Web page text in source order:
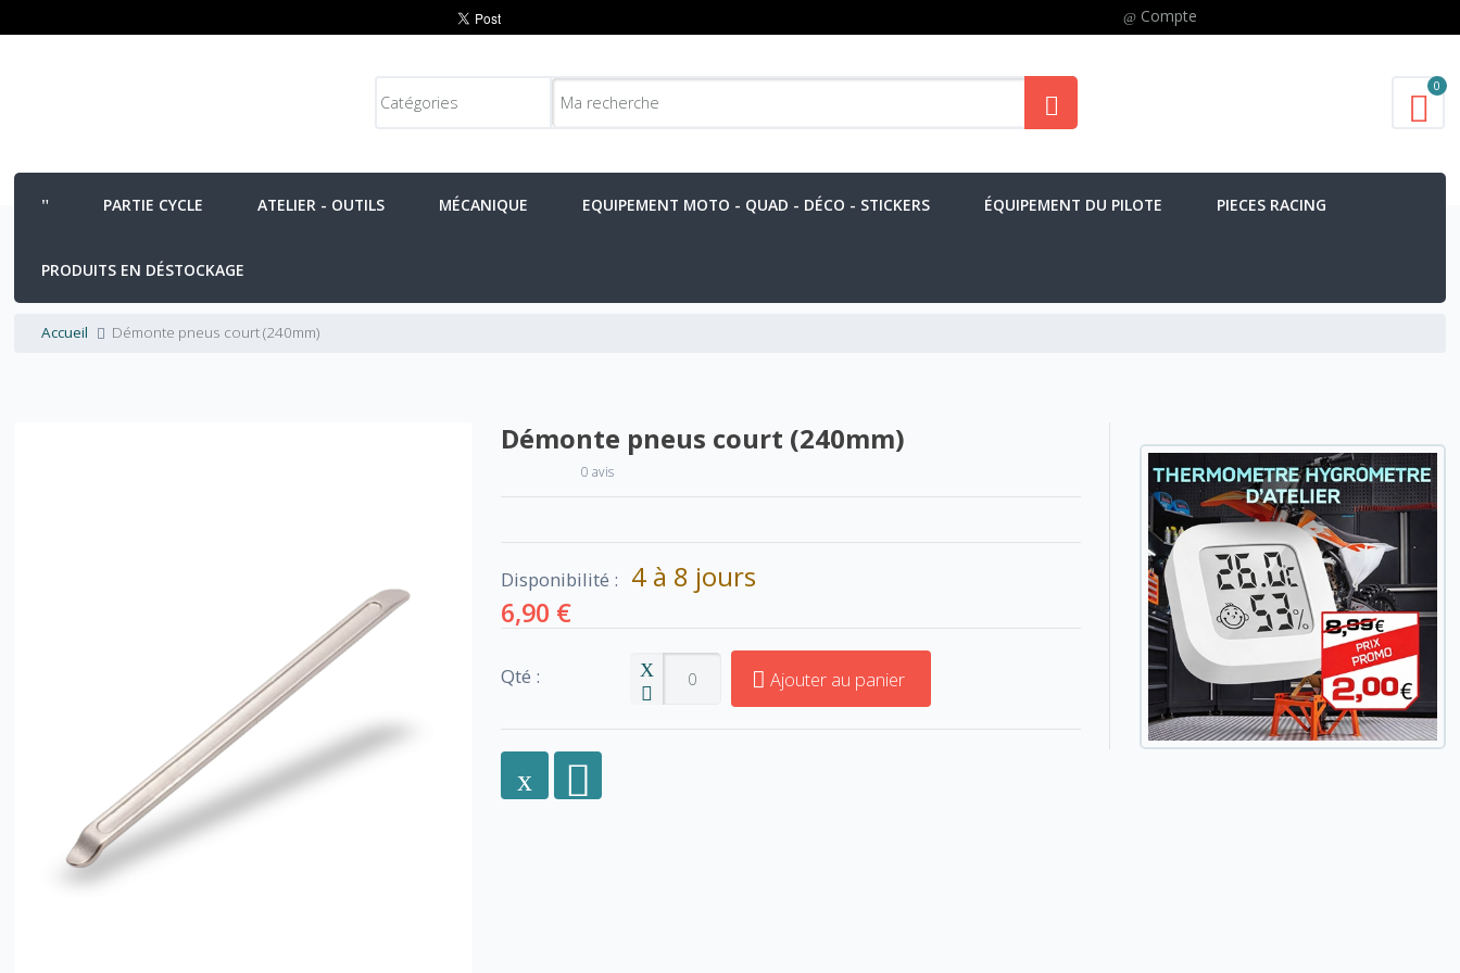
Compte
0
PARTIE CYCLE ATELIER - OUTILS MÉCANIQUE EQUIPEMENT MOTO - QUAD - DÉCO - STICKERS ÉQUIPEMENT DU PILOTE PIECES RACING
PRODUITS EN DÉSTOCKAGE
Accueil Démonte pneus court (240mm)
Démonte pneus court (240mm)
0 avis
Disponibilité : 4 à 8 jours
6,90 €
Qté : Ajouter au panier